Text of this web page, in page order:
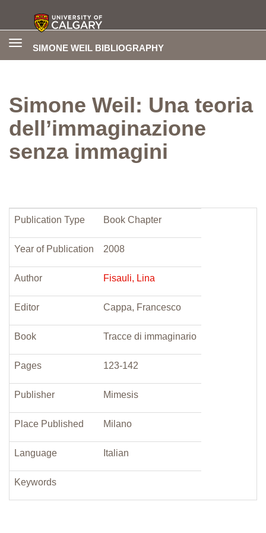
SIMONE WEIL BIBLIOGRAPHY
Toggle
Simone Weil: Una teoria
dell’immaginazione
senza immagini
Publication Type Book Chapter
Year of Publication 2008
Author Fisauli, Lina
Editor Cappa, Francesco
Book Tracce di immaginario
Pages 123-142
Publisher Mimesis
Place Published Milano
Language Italian
Keywords